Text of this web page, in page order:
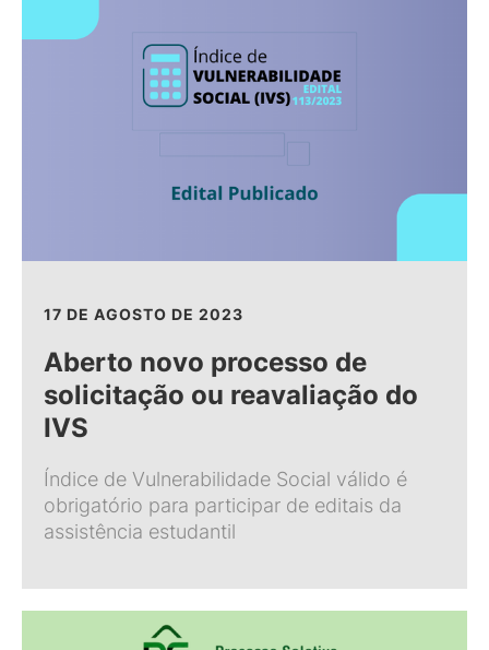
17 DE AGOSTO DE 2023
Aberto novo processo de
solicitação ou reavaliação do
IVS
Índice de Vulnerabilidade Social válido é
obrigatório para participar de editais da
assistência estudantil